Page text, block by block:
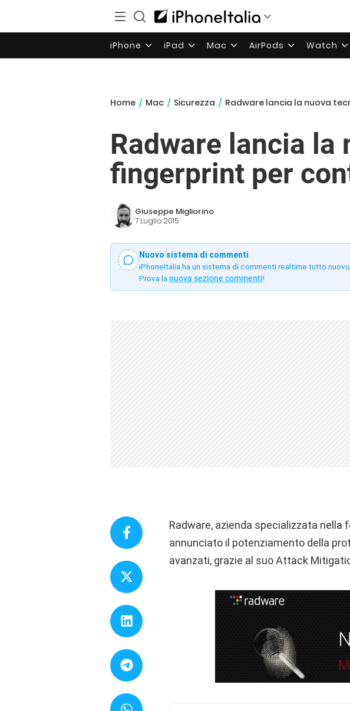
iPhone iPad Mac AirPods Watch
Home / Mac / Sicurezza / Radware lancia la nuova
Radware lancia la
fingerprint per
Giuseppe Migliorino
7 Luglio 2015
Nuovo sistema di commenti
iPhoneItalia ha un sistema di commenti realtime tutto
Prova la nuova sezione commenti!
Radware, azienda specializzata
annunciato il potenziamento della
avanzati, grazie al suo Attack